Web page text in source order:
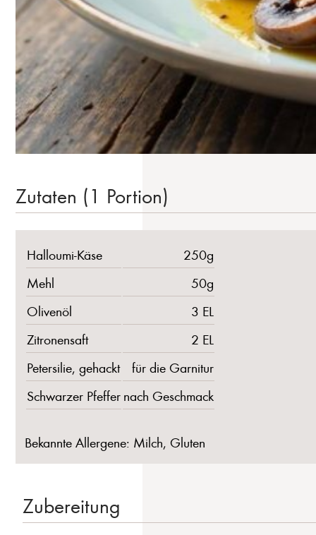
Zutaten (1 Portion)
Halloumi-Käse
250g
Mehl
50g
Olivenöl
3 EL
Zitronensaft
2 EL
Petersilie, gehackt
für die Garnitur
Schwarzer Pfeffer nach Geschmack
Bekannte Allergene: Milch, Gluten
Zubereitung